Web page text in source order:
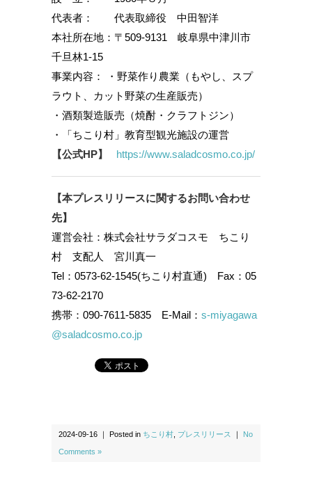
代表者： 代表取締役 中田智洋
本社所在地：〒509-9131 岐阜県中津川市
千旦林1-15
事業内容： ・野菜作り農業（もやし、スプ
ラウト、カット野菜の生産販売）
・酒類製造販売（焼酎・クラフトジン）
・「ちこり村」教育型観光施設の運営
【公式HP】
https://www.saladcosmo.co.jp/
【本プレスリリースに関するお問い合わせ
先】
運営会社：株式会社サラダコスモ ちこり
村 支配人 宮川真一
Tel：0573-62-1545(ちこり村直通) Fax：05
73-62-2170
携帯：090-7611-5835 E-Mail： s-miyagawa
@saladcosmo.co.jp
2024-09-16 ｜ Posted in ちこり村 プレスリリース ｜ No
Comments »